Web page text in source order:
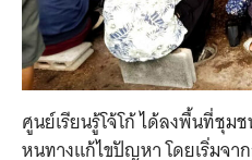
ศูนย์เรียนรู้โจ้โก้ ได้ลงพื้นที่ชุม
หนทางแก้ไขปัญหา โดยเริ่มจ